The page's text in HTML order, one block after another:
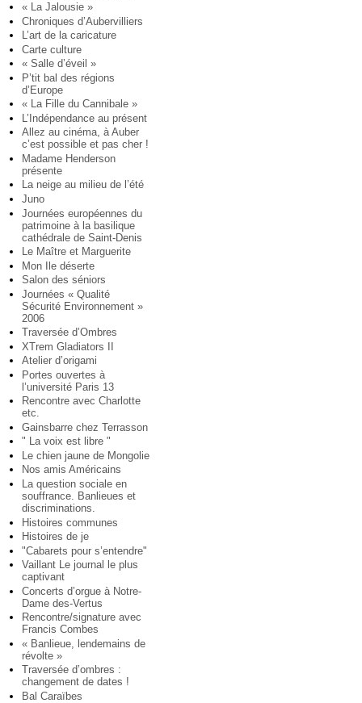
« La Jalousie »
Chroniques d’Aubervilliers
L’art de la caricature
Carte culture
« Salle d’éveil »
P’tit bal des régions
d’Europe
« La Fille du Cannibale »
L’Indépendance au présent
Allez au cinéma, à Auber
c’est possible et pas cher !
Madame Henderson
présente
La neige au milieu de l’été
Juno
Journées européennes du
patrimoine à la basilique
cathédrale de Saint-Denis
Le Maître et Marguerite
Mon Ile déserte
Salon des séniors
Journées « Qualité
Sécurité Environnement »
2006
Traversée d’Ombres
XTrem Gladiators II
Atelier d’origami
Portes ouvertes à
l’université Paris 13
Rencontre avec Charlotte
etc.
Gainsbarre chez Terrasson
" La voix est libre "
Le chien jaune de Mongolie
Nos amis Américains
La question sociale en
souffrance. Banlieues et
discriminations.
Histoires communes
Histoires de je
"Cabarets pour s’entendre"
Vaillant Le journal le plus
captivant
Concerts d’orgue à Notre-
Dame des-Vertus
Rencontre/signature avec
Francis Combes
« Banlieue, lendemains de
révolte »
Traversée d’ombres :
changement de dates !
Bal Caraïbes